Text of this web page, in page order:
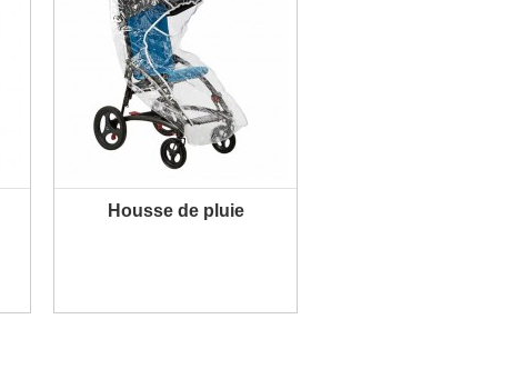
Housse de pluie
PLUS D'INFORMATION